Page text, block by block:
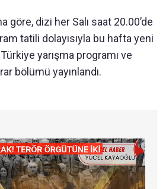
göre, dizi her Salı saat 20.00’de
tatili dolayısıyla bu hafta yeni
yarışma programı ve
bölümü yayınlandı.